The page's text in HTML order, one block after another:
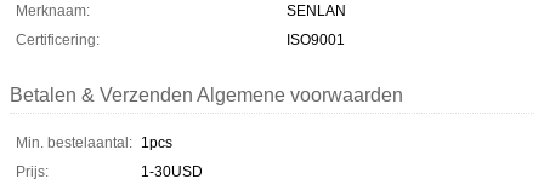
Merknaam:
SENLAN
Certificering:
ISO9001
Betalen & Verzenden Algemene voorwaarden
Min. bestelaantal: 1pcs
Prijs:
1-30USD